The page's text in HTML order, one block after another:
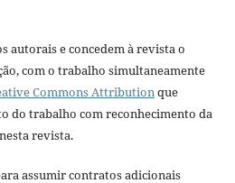
autorais e concedem à revista o
com o trabalho simultaneamente
Commons Attributionque
do trabalho com reconhecimento da
revista.
assumir contratos adicionais